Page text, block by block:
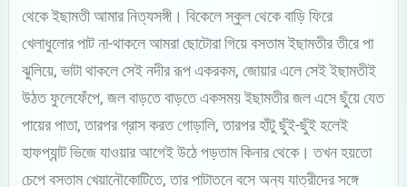
থেকে ইছামতী আমার নিত্যসঙ্গী। বিকেলে স্কুল থেকে বাড়ি ফিরে
খেলাধুলোর পাট না-থাকলে আমরা ছোটোরা গিয়ে বসতাম ইছামতীর তীরে পা
ঝুলিয়ে, ভাটা থাকলে সেই নদীর রূপ একরকম, জোয়ার এলে সেই ইছামতীই
উঠত ফুলেফেঁপে, জল বাড়তে বাড়তে একসময় ইছামতীর জল এসে ছুঁয়ে যেত
পায়ের পাতা, তারপর গ্রাস করত গোড়ালি, তারপর হাঁটু ছুঁই-ছুঁই হলেই
হাফপ্যান্ট ভিজে যাওয়ার আগেই উঠে পড়তাম কিনার থেকে। তখন হয়তো
চেপে বসতাম খেয়ানৌকোটিতে, তার পাটাতনে বসে অন্য যাত্রীদের সঙ্গে